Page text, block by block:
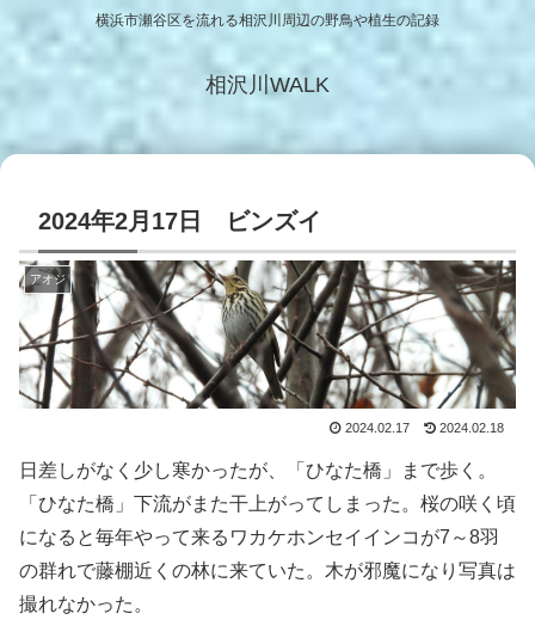
横浜市瀬谷区を流れる相沢川周辺の野鳥や植生の記録
相沢川WALK
2024年2月17日 ビンズイ
アオジ
2024.02.17 2024.02.18
日差しがなく少し寒かったが、「ひなた橋」まで歩く。
「ひなた橋」下流がまた干上がってしまった。桜の咲く頃
になると毎年やって来るワカケホンセイインコが7～8羽
の群れで藤棚近くの林に来ていた。木が邪魔になり写真は
撮れなかった。